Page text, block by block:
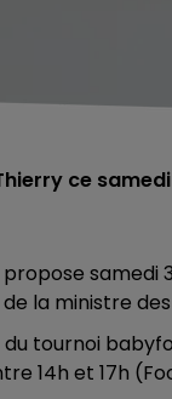
ce
la ministre des
tournoi
14h et 17h